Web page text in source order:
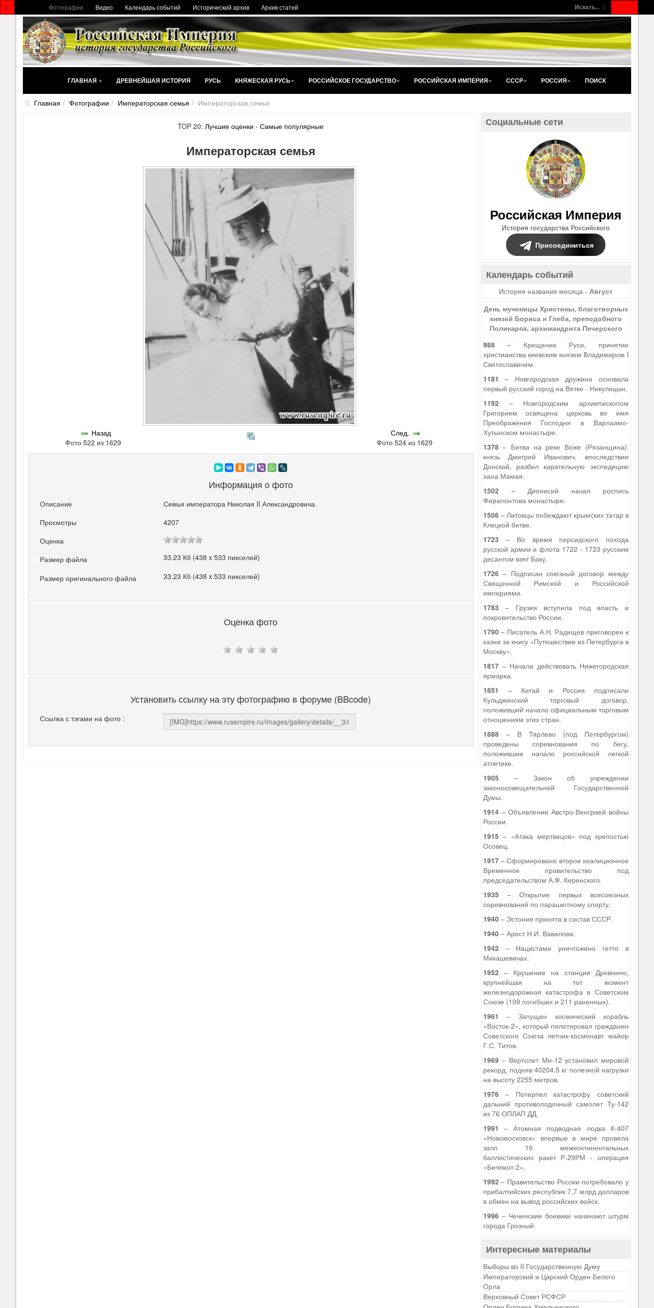
Искать...
Фотографии Видео Календарь событий Исторический архив Архив статей
ГЛАВНАЯ ДРЕВНЕЙШАЯ ИСТОРИЯ РУСЬ КНЯЖЕСКАЯ РУСЬ РОССИЙСКОЕ ГОСУДАРСТВО РОССИЙСКАЯ ИМПЕРИЯ СССР РОССИЯ ПОИСК
Главная Фотографии Императорская семья Императорская семья
TOP 20:Лучшие оценки -Самые популярные
Императорская семья
Назад
Фото 522 из 1629
След.
Фото 524 из 1629
Информация о фото
Описание
Семья императора Николая II Александровича.
Просмотры
4207
Оценка
Размер файла
33.23 Кб (438 x 533 пикселей)
Размер оригинального файла 33.23 Кб (438 x 533 пикселей)
Оценка фото
Установить ссылку на эту фотографию в форуме (BBcode)
Ссылка с тэгами на фото :
Социальные сети
Российская Империя
История государства Российского
Присоединиться
Календарь событий
История названия месяца -Август
День мученицы Христины, благотворных
князей Бориса и Глеба, преподобного
Поликарпа, архимандрита Печерского
988– Крещение Руси, принятие
христианства киевским князем Владимиром I
Святославичем.
1181 – Новгородская дружина основала
первый русский город на Вятке - Никулицын.
1192– Новгородским архиепископом
Григорием освящена церковь во имя
Преображения Господня в Варлаамо-
Хутынском монастыре.
1378– Битва на реке Воже (Рязанщина):
князь Дмитрий Иванович, впоследствии
Донской, разбил карательную экспедицию
хана Мамая.
1502– Дионисий начал роспись
Ферапонтова монастыря.
1506– Литовцы побеждают крымских татар в
Клецкой битве.
1723 – Во время персидского похода
русской армии и флота 1722 - 1723 русским
десантом взят Баку.
1726– Подписан союзный договор между
Священной Римской и Российской
империями.
1783 – Грузия вступила под власть и
покровительство России.
1790– Писатель А.Н. Радищев приговорен к
казни за книгу «Путешествие из Петербурга в
Москву».
1817– Начала действовать Нижегородская
ярмарка.
1851 – Китай и Россия подписали
Кульджинский торговый договор,
положивший начало официальным торговым
отношениям этих стран.
1888– В Тярлево (под Петербургом)
проведены соревнования по бегу,
положившие начало российской легкой
атлетике.
1905– Закон об учреждении
законосовещательной Государственной
Думы.
1914– Объявление Австро-Венгрией войны
России.
1915– «Атака мертвецов» под крепостью
Осовец.
1917– Сформировано второе коалиционное
Временное правительство под
председательством А.Ф. Керенского.
1935– Открытие первых всесоюзных
соревнований по парашютному спорту.
1940– Эстония принята в состав СССР.
1940– Арест Н.И. Вавилова.
1942– Нацистами уничтожено гетто в
Микашевичах.
1952– Крушение на станции Дровнино,
крупнейшая на тот момент
железнодорожная катастрофа в Советском
Союзе (109 погибших и 211 раненных).
1961 – Запущен космический корабль
«Восток-2», который пилотировал гражданин
Советского Союза летчик-космонавт майор
Г.С. Титов.
1969– Вертолет Ми-12 установил мировой
рекорд, подняв 40204,5 кг полезной нагрузки
на высоту 2255 метров.
1976– Потерпел катастрофу советский
дальний противолодочный самолет Ту-142
из 76 ОПЛАП ДД.
1991 – Атомная подводная лодка К-407
«Новомосковск» впервые в мире провела
залп 16 межконтинентальных
баллистических ракет Р-29РМ - операция
«Бегемот-2».
1992– Правительство России потребовало у
прибалтийских республик 7,7 млрд долларов
в обмен на вывод российских войск.
1996– Чеченские боевики начинают штурм
города Грозный.
Интересные материалы
Выборы во II Государственную Думу
Императорский и Царский Орден Белого
Орла
Верховный Совет РСФСР